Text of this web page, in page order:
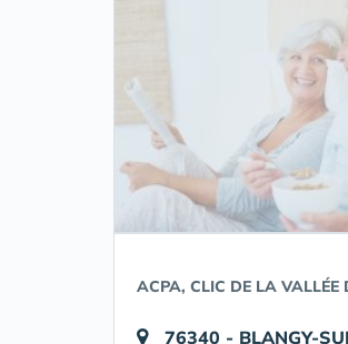
ACPA, CLIC DE LA VALLÉE
76340 - BLANGY-